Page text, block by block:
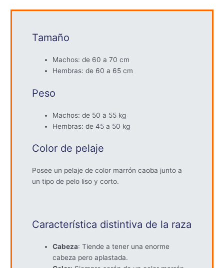
Tamaño
Machos: de 60 a 70 cm
Hembras: de 60 a 65 cm
Peso
Machos: de 50 a 55 kg
Hembras: de 45 a 50 kg
Color de pelaje
Posee un pelaje de color marrón caoba junto a
un tipo de pelo liso y corto.
Característica distintiva de la raza
Cabeza: Tiende a tener una enorme
cabeza pero aplastada.